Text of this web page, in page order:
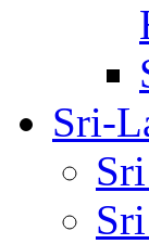
Sri-